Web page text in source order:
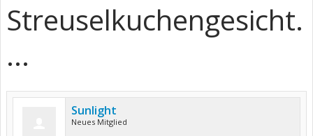
Streuselkuchengesicht.
...
Sunlight
Neues Mitglied